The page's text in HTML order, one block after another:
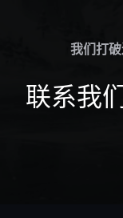
我们打
联系我